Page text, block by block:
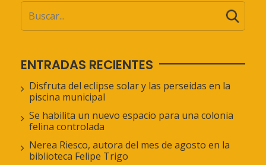
ENTRADAS RECIENTES
Disfruta del eclipse solar y las perseidas en la
piscina municipal
Se habilita un nuevo espacio para una colonia
felina controlada
Nerea Riesco, autora del mes de agosto en la
biblioteca Felipe Trigo